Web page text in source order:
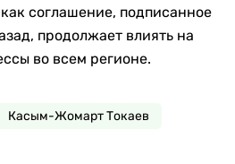
соглашение, подписанное
продолжает влиять на
во всем регионе.
Касым-Жомарт Токаев